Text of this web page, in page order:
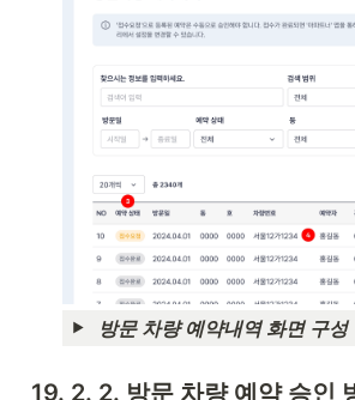
방문 차량 예약내역 화면 구성
19. 2. 2. 방문 차량 예약 승인